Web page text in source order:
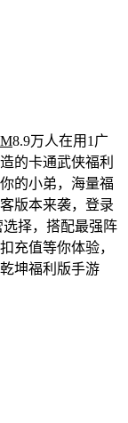
8.9万人在用 1广
的卡通武侠福利
的小弟，海量福
版本来袭，登录
择，搭配最强阵
充值等你体验，
坤福利版手游